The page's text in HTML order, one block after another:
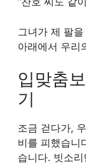
그녀가 제 팔
아래에서 우리
입맞춤
기
조금 걷다가,
비를 피했습니
습니다. 빗소